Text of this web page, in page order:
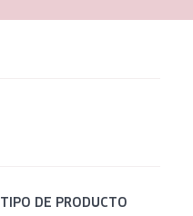
TIPO DE PRODUCTO